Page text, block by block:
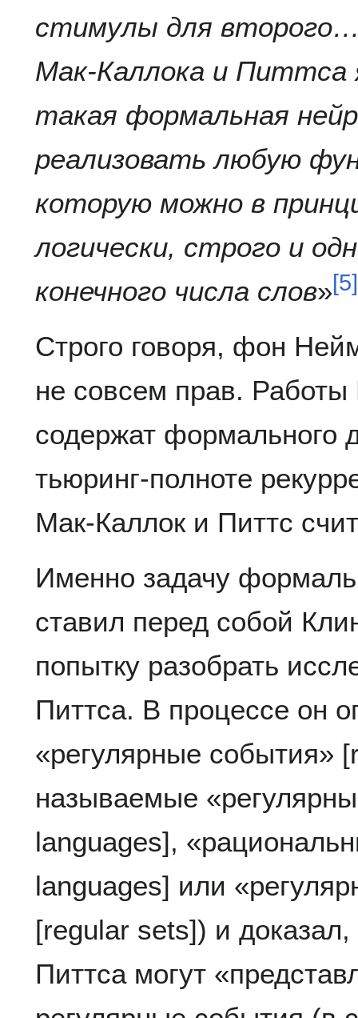
стимулы для
Мак-Каллока и
такая формальная
реализовать любую
которую можно в
логически, строго и
конечного числа слов»[5]
Строго говоря, фон
не совсем прав.
содержат формального
тьюринг-полноте
Мак-Каллок и Питтс
Именно задачу
ставил перед собой
попытку разобрать
Питтса. В процессе он
«регулярные события»
называемые
languages],
languages] или
[regular sets]) и
Питтса могут